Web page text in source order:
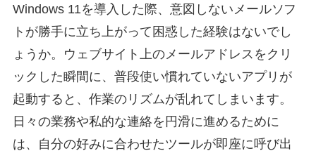
Windows 11を導入した際、意図しないメールソフ
トが勝手に立ち上がって困惑した経験はないでし
ょうか。ウェブサイト上のメールアドレスをクリ
ックした瞬間に、普段使い慣れていないアプリが
起動すると、作業のリズムが乱れてしまいます。
日々の業務や私的な連絡を円滑に進めるために
は、自分の好みに合わせたツールが即座に呼び出